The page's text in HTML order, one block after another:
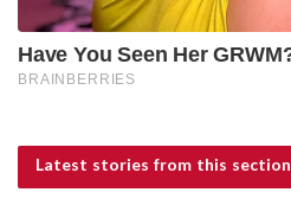
Latest stories from this section